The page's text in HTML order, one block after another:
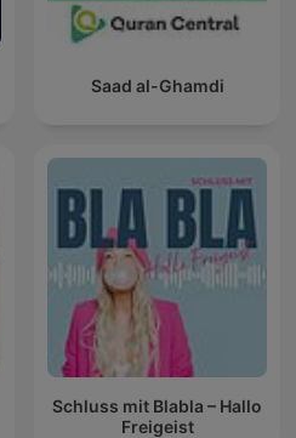
Saad al-Ghamdi
Schluss mit Blabla – Hallo
Freigeist